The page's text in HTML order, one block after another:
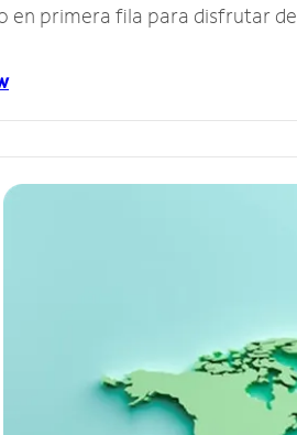
en primera fila para disfrutar